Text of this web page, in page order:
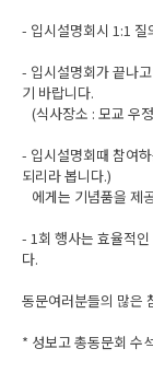
- 입시설명회시 1:1 질
- 입시설명회가 끝나
기 바랍니다.
(식사장소 : 모교 우
- 입시설명회때 참여
되리라 봅니다.)
에게는 기념품을 제
- 1회 행사는 효율적
다.
동문여러분들의 많은
* 성보고 총동문회 수